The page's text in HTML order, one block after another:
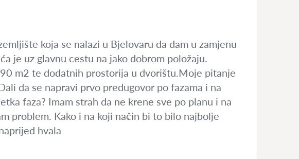
koja se nalazi u Bjelovaru da dam u zamjenu
je uz glavnu cestu na jako dobrom položaju.
m2 te dodatnih prostorija u dvorištu.Moje pitanje
da se napravi prvo predugovor po fazama i na
faza? Imam strah da ne krene sve po planu i na
problem. Kako i na koji nač̣in bi to bilo najbolje
hvala